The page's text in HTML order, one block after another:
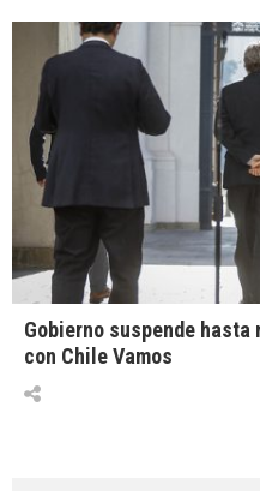
Gobierno suspende
con Chile Vamos